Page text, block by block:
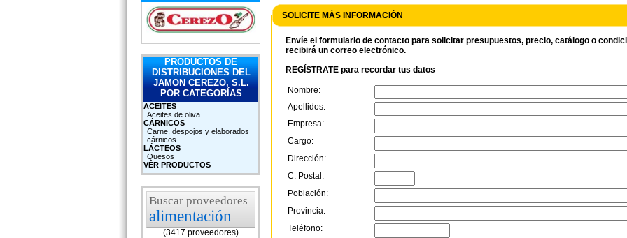
PRODUCTOS DE
DISTRIBUCIONES DEL
JAMON CEREZO, S.L.
POR CATEGORÍAS
ACEITES
Aceites de oliva
CÁRNICOS
Carne, despojos y elaborados
cárnicos
LÁCTEOS
Quesos
VER PRODUCTOS
Buscar proveedores
alimentación
(3417 proveedores)
SOLICITE MÁS INFORMACIÓN
Envíe el formulario de contacto para solicitar presupuestos, precio, catálogo o
recibirá un correo electrónico.
REGÍSTRATE para recordar tus datos
Nombre:
Apellidos:
Empresa:
Cargo:
Dirección:
C. Postal:
Población:
Provincia:
Teléfono: